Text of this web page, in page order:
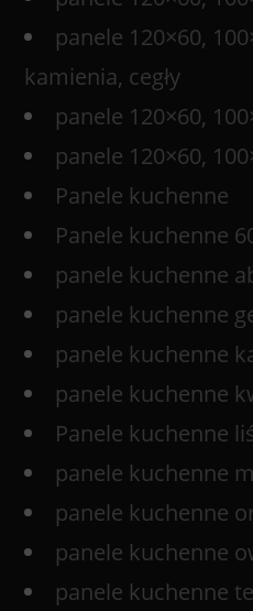
panele 120×60,
kamienia, cegły
panele 120×60,
panele 120×60,
Panele kuchenne
Panele kuchenne
panele kuchenne
panele kuchenne
panele kuchenne
panele kuchenne
Panele kuchenne
panele kuchenne
panele kuchenne
panele kuchenne
panele kuchenne